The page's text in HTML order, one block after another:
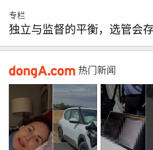
专栏
独立与监督的平衡，选管会
热门新闻